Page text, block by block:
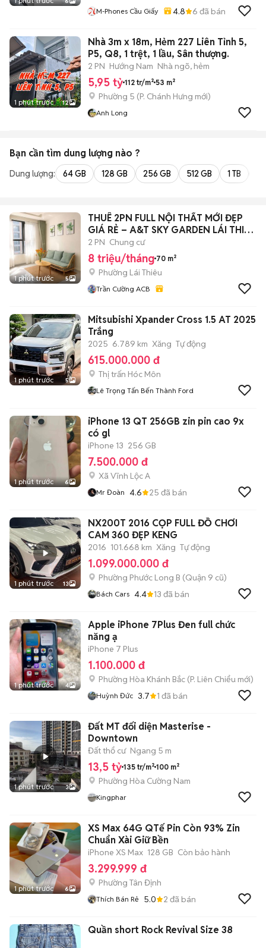
M-Phones Cầu Giấy 4.8 6 đã bán
1 phút trước 12
Nhà 3m x 18m, Hẻm 227 Liên Tỉnh 5,
P5, Q8, 1 trệt, 1 lầu, Sân thượng.
2 PN Hướng Nam Nhà ngõ, hẻm
5,95 tỷ 112 tr/m² 53 m²
Phường 5 (P. Chánh Hưng mới)
Anh Long
Bạn cần tìm dung lượng nào ?
Dung lượng: 64 GB 128 GB 256 GB 512 GB 1 TB
1 phút trước 5
THUÊ 2PN FULL NỘI THẤT MỚI ĐẸP
GIÁ RẺ – A&T SKY GARDEN LÁI THIÊU
8TR
2 PN Chung cư
8 triệu/tháng 70 m²
Phường Lái Thiêu
Trần Cường ACB
1 phút trước 5
Mitsubishi Xpander Cross 1.5 AT 2025
Trắng
2025 6.789 km Xăng Tự động
615.000.000 đ
Thị trấn Hóc Môn
Lê Trọng Tấn Bến Thành Ford
1 phút trước 6
iPhone 13 QT 256GB zin pin cao 9x
có gl
iPhone 13 256 GB
7.500.000 đ
Xã Vĩnh Lộc A
Mr Đoàn 4.6 25 đã bán
1 phút trước 13
NX200T 2016 CỌP FULL ĐỒ CHƠI
CAM 360 ĐẸP KENG
2016 101.668 km Xăng Tự động
1.099.000.000 đ
Phường Phước Long B (Quận 9 cũ)
Bách Cars 4.4 13 đã bán
1 phút trước 4
Apple iPhone 7Plus Đen full chức
năng ạ
iPhone 7 Plus
1.100.000 đ
Phường Hòa Khánh Bắc (P. Liên Chiểu mới)
Huỳnh Đức 3.7 1 đã bán
1 phút trước 3
Đất MT đối diện Masterise -
Downtown
Đất thổ cư Ngang 5 m
13,5 tỷ 135 tr/m² 100 m²
Phường Hòa Cường Nam
Kingphar
1 phút trước 6
XS Max 64G QTế Pin Còn 93% Zin
Chuẩn Xài Giữ Bền
iPhone XS Max 128 GB Còn bảo hành
3.299.999 đ
Phường Tân Định
Thích Bán Rẻ 5.0 2 đã bán
Quần short Rock Revival Size 38